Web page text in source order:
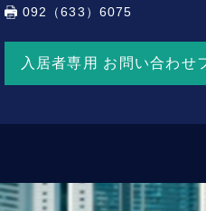
092（633）6075
入居者専用 お問い合わせ